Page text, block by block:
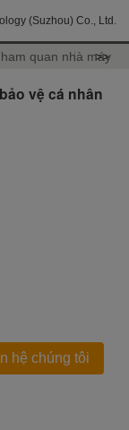
(Suzhou) Co., Ltd.
quan nhà máy
>>
vệ cá nhân
hệ chúng tôi